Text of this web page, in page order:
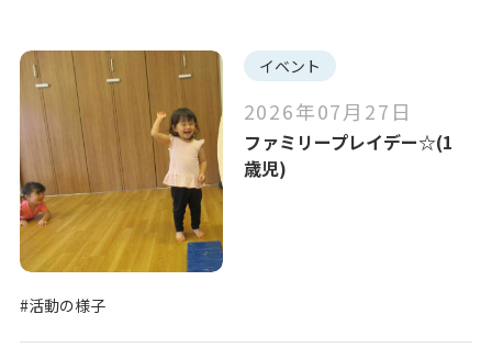
お仕事をお探しの方
よくあるご質問
保育園に関するお問い合わせ
プライバシーポリシー
サイトマップ
第三者評価
注目のキーワード
#活動の様子 #リトミック
#おもいっきり給食
#保育園の取り組み
イベント
2026年07月27日
ファミリープレイデー☆(1
歳児)
#活動の様子